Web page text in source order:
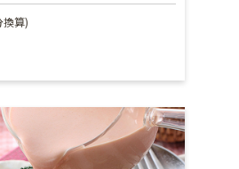
換算)